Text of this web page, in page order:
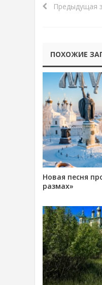
Предыдущая
ПОХОЖИЕ
Новая песня
размах»